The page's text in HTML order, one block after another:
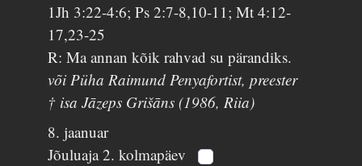
1Jh 3:22-4:6; Ps 2:7-8,10-11; Mt 4:12-
17,23-25
R: Ma annan kõik rahvad su pärandiks.
või Püha Raimund Penyafortist, preester
† isa Jāzeps Grišāns (1986, Riia)
8. jaanuar
Jõuluaja 2. kolmapäev